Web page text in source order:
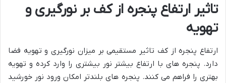
تاثیر ارتفاع پنجره از کف بر نورگیری و
تهویه
ارتفاع پنجره از کف تاثیر مستقیمی بر میزان نورگیری و تهویه فضا
دارد. پنجره های با ارتفاع بیشتر نور بیشتری را وارد کرده و تهویه
بهتری را فراهم می کنند. پنجره های بلندتر امکان ورود نور خورشید